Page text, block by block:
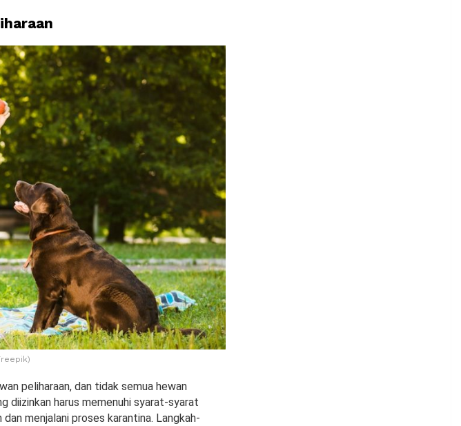
peliharaan, dan tidak semua hewan
diizinkan harus memenuhi syarat-syarat
menjalani proses karantina. Langkah-